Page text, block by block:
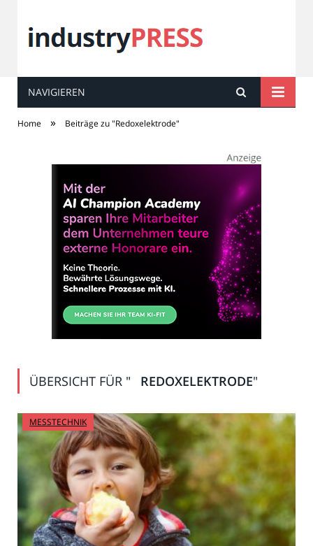
industryPRESS
NAVIGIEREN
Home » Beiträge zu "Redoxelektrode"
ÜBERSICHT FÜR " REDOXELEKTRODE"
MESSTECHNIK